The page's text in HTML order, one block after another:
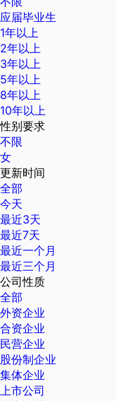
应届毕业生
1年以上
2年以上
3年以上
5年以上
8年以上
10年以上
性别要求
不限
女
更新时间
全部
今天
最近3天
最近7天
最近一个月
最近三个月
公司性质
全部
外资企业
合资企业
民营企业
股份制企业
集体企业
上市公司